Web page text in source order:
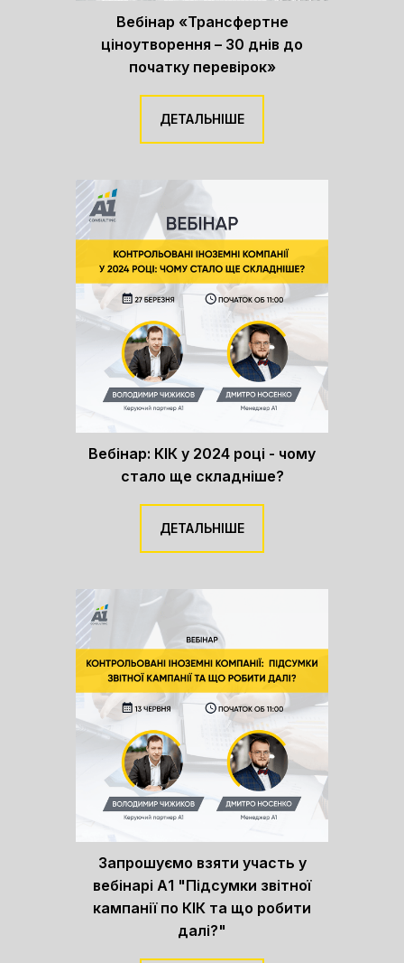
Вебінар «Трансфертне
ціноутворення – 30 днів до
початку перевірок»
ДЕТАЛЬНІШЕ
Вебінар: КІК у 2024 році - чому
стало ще складніше?
ДЕТАЛЬНІШЕ
Запрошуємо взяти участь у
вебінарі А1 "Підсумки звітної
кампанії по КІК та що робити
далі?"